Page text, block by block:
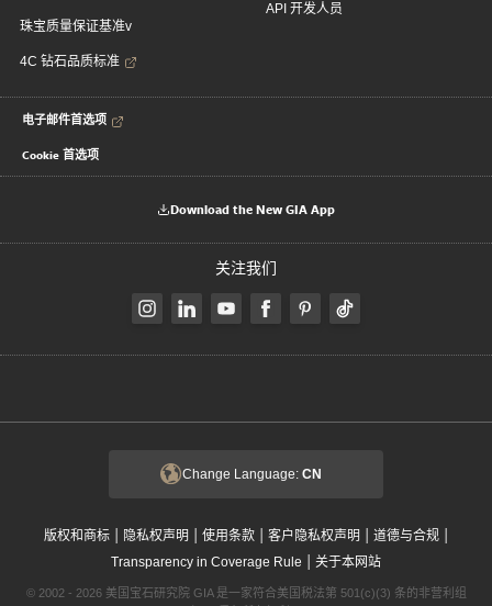
珠宝质量保证基准v
4C 钻石品质标准
API 开发人员
电子邮件首选项
Cookie 首选项
Download the New GIA App
关注我们
Change Language: CN
版权和商标 | 隐私权声明 | 使用条款 | 客户隐私权声明 | 道德与合规 |
Transparency in Coverage Rule | 关于本网站
© 2002 - 2026 美国宝石研究院 GIA 是一家符合美国税法第 501(c)(3) 条的非营利组